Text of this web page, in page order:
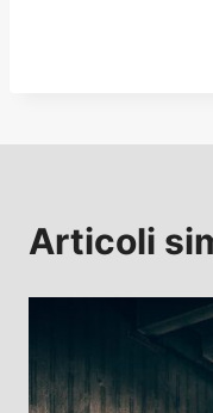
Articoli